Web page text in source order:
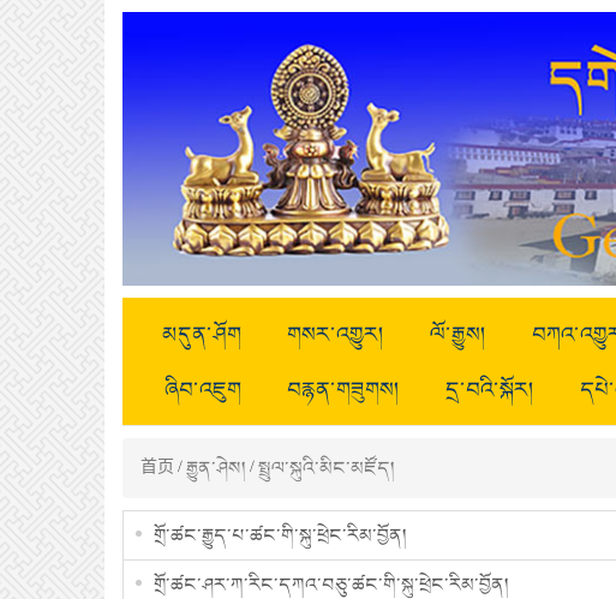
མདུན་ཤོག གསར་འགྱུར། ལོ་རྒྱུས།
ཞིབ་འཇུག
བརྙན་གཟུགས། དྲ་བའི་སྐོར།
首页/རྒྱུན་ཤེས།/སྤྲུལ་སྐུའི་མིང་མཛོད།
གྲོ་ཚང་རྒྱུད་པ་ཚང་གི་སྐུ་ཕྲེང་རིམ་བྱོན།
གྲོ་ཚང་ཤར་ཀ་རིང་དཀའ་བཅུ་ཚང་གི་སྐུ་ཕྲེང་རིམ་བྱོན།